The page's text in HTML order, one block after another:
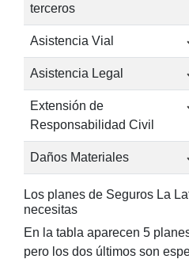
terceros
Asistencia Vial
Asistencia Legal
Extensión de
Responsabilidad Civil
Daños Materiales
Los planes de Seguros La
necesitas
En la tabla aparecen 5
pero los dos últimos son